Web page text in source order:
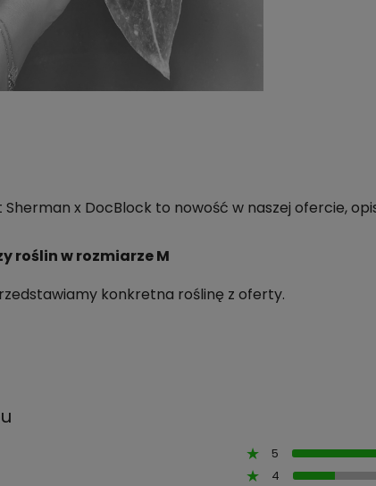
x DocBlock to nowość w naszej ofercie,
roślin w rozmiarze M
konkretna roślinę z oferty.
5
4